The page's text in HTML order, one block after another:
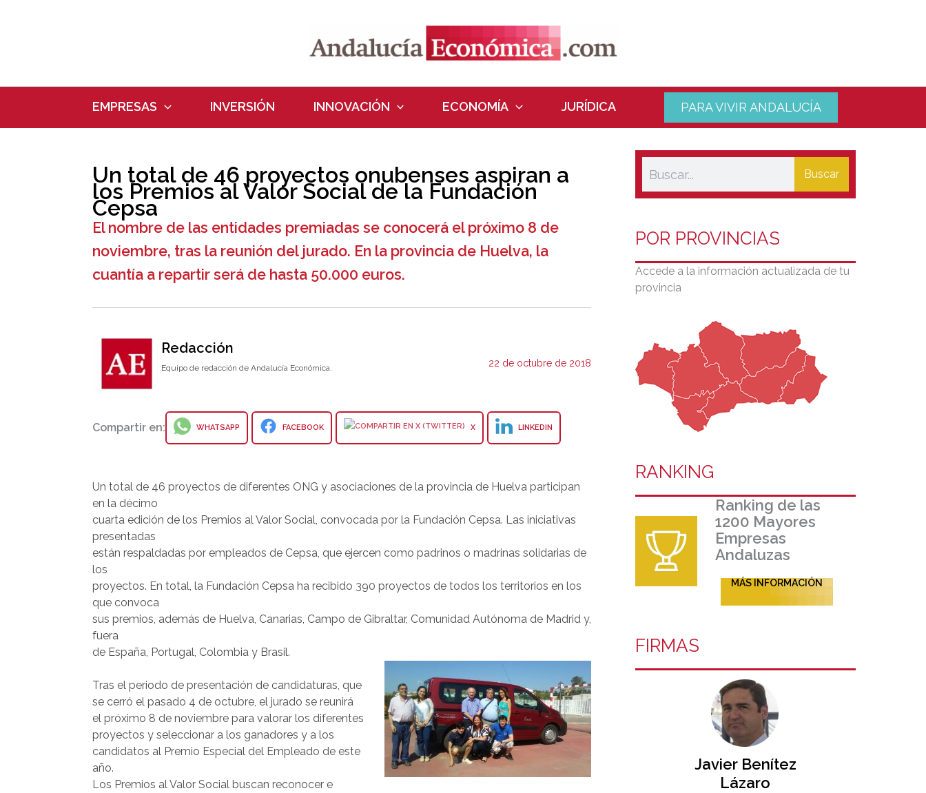
EMPRESAS INVERSIÓN INNOVACIÓN ECONOMÍA JURÍDICA PARA VIVIR ANDALUCÍA
Un total de 46 proyectos onubenses aspiran a
los Premios al Valor Social de la Fundación
Cepsa
El nombre de las entidades premiadas se conocerá el próximo 8 de
noviembre, tras la reunión del jurado. En la provincia de Huelva, la
cuantía a repartir será de hasta 50.000 euros.
Redacción
Equipo de redacción de Andalucía Económica. 22 de octubre de 2018
Compartir en: WHATSAPP FACEBOOK X LINKEDIN
Un total de 46 proyectos de diferentes ONG y asociaciones de la provincia de Huelva participan
en la décimo
cuarta edición de los Premios al Valor Social, convocada por la Fundación Cepsa. Las iniciativas
presentadas
están respaldadas por empleados de Cepsa, que ejercen como padrinos o madrinas solidarias de
los
proyectos. En total, la Fundación Cepsa ha recibido 390 proyectos de todos los territorios en los
que convoca
sus premios, además de Huelva, Canarias, Campo de Gibraltar, Comunidad Autónoma de Madrid y,
fuera
de España, Portugal, Colombia y Brasil.
Tras el periodo de presentación de candidaturas, que
se cerró el pasado 4 de octubre, el jurado se reunirá
el próximo 8 de noviembre para valorar los diferentes
proyectos y seleccionar a los ganadores y a los
candidatos al Premio Especial del Empleado de este
año.
Los Premios al Valor Social buscan reconocer e
Buscar
POR PROVINCIAS
Accede a la información actualizada de tu
provincia
RANKING
Ranking de las
1200 Mayores
Empresas
Andaluzas
MÁS INFORMACIÓN
FIRMAS
Javier Benítez
Lázaro